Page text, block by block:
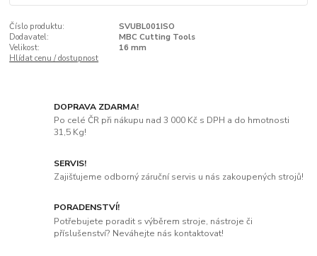
Číslo produktu:
SVUBL001ISO
Dodavatel:
MBC Cutting Tools
Velikost:
16 mm
Hlídat cenu / dostupnost
DOPRAVA ZDARMA!
Po celé ČR při nákupu nad 3 000 Kč s DPH a do hmotnosti
31,5 Kg!
SERVIS!
Zajišťujeme odborný záruční servis u nás zakoupených strojů!
PORADENSTVÍ!
Potřebujete poradit s výběrem stroje, nástroje či
příslušenství? Neváhejte nás kontaktovat!